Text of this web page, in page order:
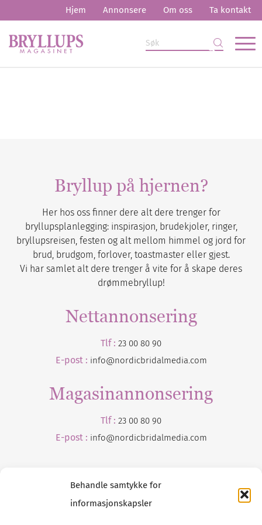
Behandle samtykke for
informasjonskapsler
Hjem Annonsere Om oss Ta kontakt
Bryllup på hjernen?
Her hos oss finner dere alt dere trenger for
bryllupsplanlegging: inspirasjon, brudekjoler, ringer,
bryllupsreisen, festen og alt mellom himmel og jord for
brud, brudgom, forlover, toastmaster eller gjest.
Vi har samlet alt dere trenger å vite for å skape deres
drømmebryllup!
Nettannonsering
Tlf : 23 00 80 90
E-post : info@nordicbridalmedia.com
Magasinannonsering
Tlf : 23 00 80 90
E-post : info@nordicbridalmedia.com